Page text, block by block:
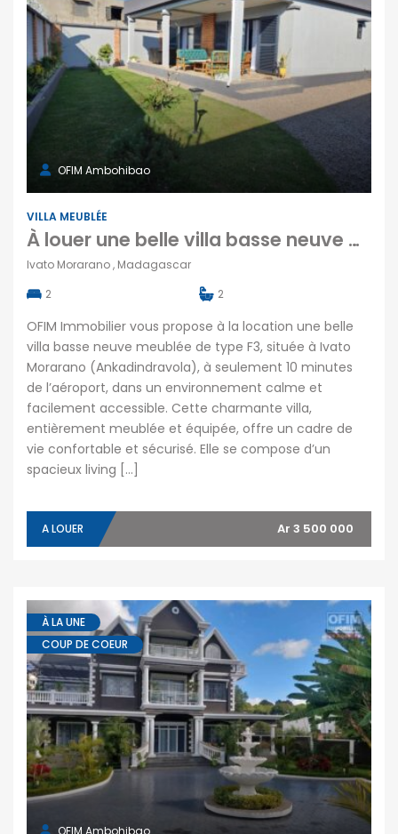
OFIM Ambohibao
VILLA MEUBLÉE
À louer une belle villa basse neuve meublée de type T3 située à Ivato Morarano (Ankadindravola) Madagascar
Ivato Morarano , Madagascar
2
2
OFIM Immobilier vous propose à la location une belle
villa basse neuve meublée de type F3, située à Ivato
Morarano (Ankadindravola), à seulement 10 minutes
de l’aéroport, dans un environnement calme et
facilement accessible. Cette charmante villa,
entièrement meublée et équipée, offre un cadre de
vie confortable et sécurisé. Elle se compose d’un
spacieux living […]
A LOUER Ar 3 500 000
À LA UNE
COUP DE COEUR
OFIM Ambohibao